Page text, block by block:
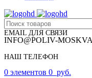
EMAIL ДЛЯ СВЯЗИ
INFO@POLIV-
НАШ ТЕЛЕФОН